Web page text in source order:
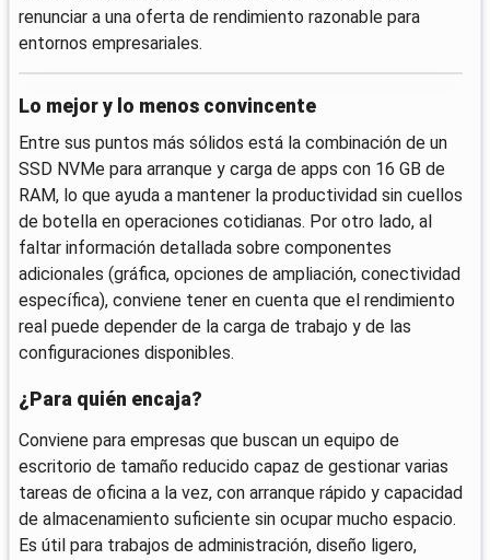
renunciar a una oferta de rendimiento razonable para
entornos empresariales.
Lo mejor y lo menos convincente
Entre sus puntos más sólidos está la combinación de un
SSD NVMe para arranque y carga de apps con 16 GB de
RAM, lo que ayuda a mantener la productividad sin cuellos
de botella en operaciones cotidianas. Por otro lado, al
faltar información detallada sobre componentes
adicionales (gráfica, opciones de ampliación, conectividad
específica), conviene tener en cuenta que el rendimiento
real puede depender de la carga de trabajo y de las
configuraciones disponibles.
¿Para quién encaja?
Conviene para empresas que buscan un equipo de
escritorio de tamaño reducido capaz de gestionar varias
tareas de oficina a la vez, con arranque rápido y capacidad
de almacenamiento suficiente sin ocupar mucho espacio.
Es útil para trabajos de administración, diseño ligero,